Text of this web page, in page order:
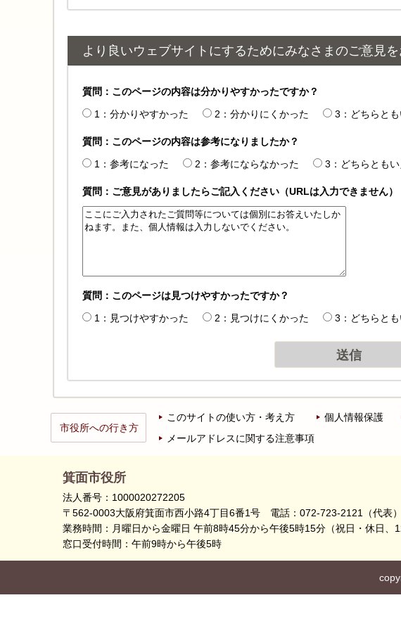
より良いウェブサイトにするためにみなさまのご意見
質問：このページの内容は分かりやすかったですか？
1：分かりやすかった
2：分かりにくかった 3：どちらと
質問：このページの内容は参考になりましたか？
1：参考になった
2：参考にならなかった 3：どちらとも
質問：ご意見がありましたらご記入ください（URLは入力できません）
質問：このページは見つけやすかったですか？
1：見つけやすかった
2：見つけにくかった 3：どちらと
市役所への行き方
このサイトの使い方・考え方 個人情報保護
メールアドレスに関する注意事項
箕面市役所
法人番号：1000020272205
〒562-0003大阪府箕面市西小路4丁目6番1号 電話：072-723-2121（代表）
業務時間：月曜日から金曜日 午前8時45分から午後5時15分 （祝日・休日、
窓口受付時間：午前9時から午後5時